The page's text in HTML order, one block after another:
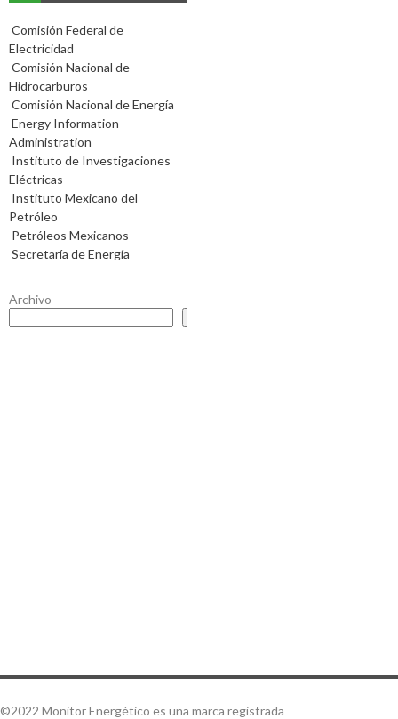
Comisión Federal de
Electricidad
Comisión Nacional de
Hidrocarburos
Comisión Nacional de Energía
Energy Information
Administration
Instituto de Investigaciones
Eléctricas
Instituto Mexicano del
Petróleo
Petróleos Mexicanos
Secretaría de Energía
Archivo
©2022 Monitor Energético es una marca registrada